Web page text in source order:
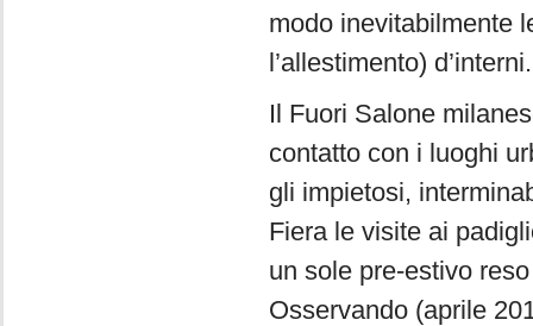
modo inevitabilmente
l’allestimento) d’interni.
Il Fuori Salone
contatto con i luoghi
gli impietosi,
Fiera le visite ai
un sole pre-estivo
Osservando (aprile